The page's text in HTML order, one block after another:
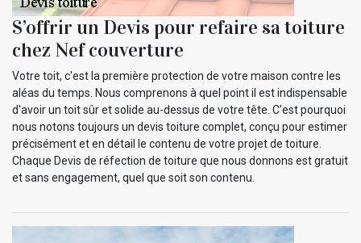
S’offrir un Devis pour refaire sa toiture
chez Nef couverture
Votre toit, c'est la première protection de votre maison contre les
aléas du temps. Nous comprenons à quel point il est indispensable
d'avoir un toit sûr et solide au-dessus de votre tête. C'est pourquoi
nous notons toujours un devis toiture complet, conçu pour estimer
précisément et en détail le contenu de votre projet de toiture.
Chaque Devis de réfection de toiture que nous donnons est gratuit
et sans engagement, quel que soit son contenu.